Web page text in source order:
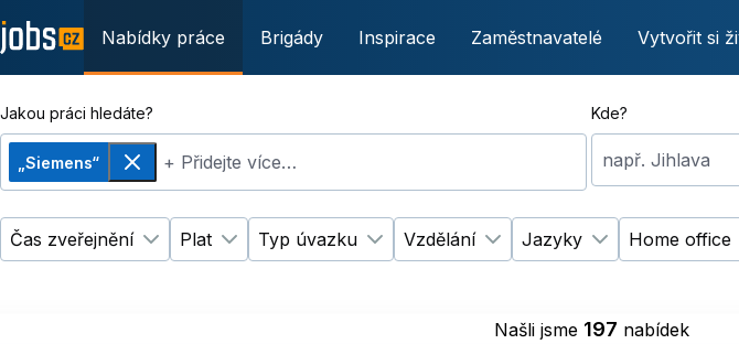
Nabídky práce Brigády Inspirace Zaměstnavatelé Vytvořit si
Jakou práci hledáte?
„Siemens“
Odebrat+ Přidejte více…
Kde?
např. Jihlava
Čas zveřejnění
Změnit filtr Čas zveřejnění
Plat
Změnit filtr Plat
Typ úvazku
Změnit filtr Typ úvazku
Vzdělání
Změnit filtr Vzdělání
Jazyky
Změnit filtr
Home office
Našli jsme 197 nabídek